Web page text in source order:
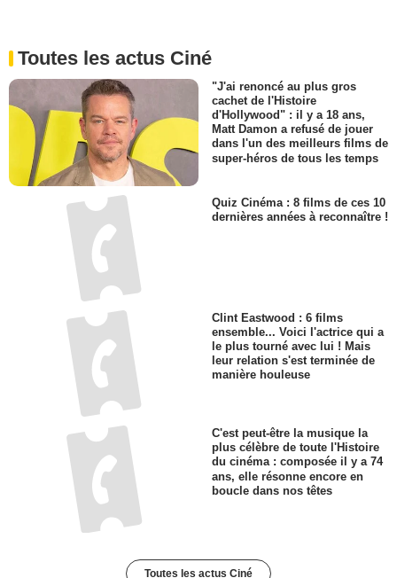
Toutes les actus Ciné
"J'ai renoncé au plus gros
cachet de l'Histoire
d'Hollywood" : il y a 18 ans,
Matt Damon a refusé de jouer
dans l'un des meilleurs films de
super-héros de tous les temps
Quiz Cinéma : 8 films de ces 10
dernières années à reconnaître !
Clint Eastwood : 6 films
ensemble... Voici l'actrice qui a
le plus tourné avec lui ! Mais
leur relation s'est terminée de
manière houleuse
C'est peut-être la musique la
plus célèbre de toute l'Histoire
du cinéma : composée il y a 74
ans, elle résonne encore en
boucle dans nos têtes
Toutes les actus Ciné